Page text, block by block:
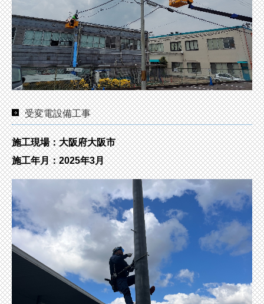
受変電設備工事
施工現場：大阪府大阪市
施工年月：2025年3月